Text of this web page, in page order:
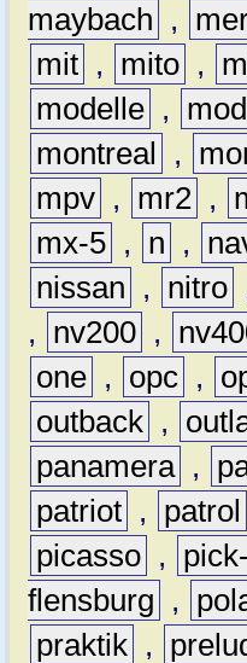
maybach
,
mit , mito ,
modelle ,
montreal
,
mpv , mr2 ,
mx-5 , n ,
nissan
, nitro
,
nv200 ,
one , opc ,
outback ,
panamera ,
patriot , patrol
picasso ,
flensburg
,
praktik ,